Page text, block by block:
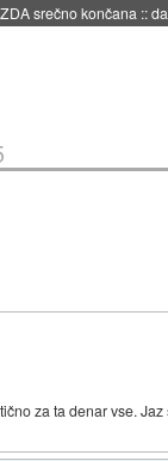
::danes ob 06:09
za ta denar vse.